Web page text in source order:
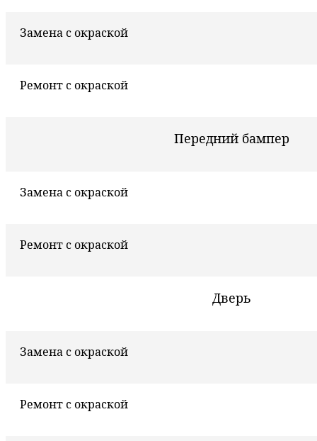
Замена с окраской
Ремонт с окраской
Передний бампер
Замена с окраской
Ремонт с окраской
Дверь
Замена с окраской
Ремонт с окраской